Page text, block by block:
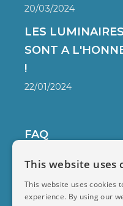
20/03/2024
LES
SONT A
!
22/01/2024
FAQ
SECURED
CONTACT
This website uses
This website uses cookies
experience. By using our